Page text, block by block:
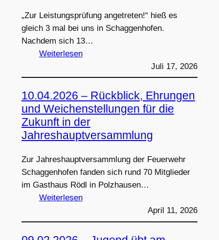
„Zur Leistungsprüfung angetreten!“ hieß es
gleich 3 mal bei uns in Schaggenhofen.
Nachdem sich 13…
Weiterlesen:
–
Leistungsprüfung
Juli 17, 2026
10.04.2026 – Rückblick, Ehrungen
und Weichenstellungen für die
Zukunft in der
Jahreshauptversammlung
Zur Jahreshauptversammlung der Feuerwehr
Schaggenhofen fanden sich rund 70 Mitglieder
im Gasthaus Rödl in Polzhausen…
Weiterlesen:
–
Rückblick,
April 11, 2026